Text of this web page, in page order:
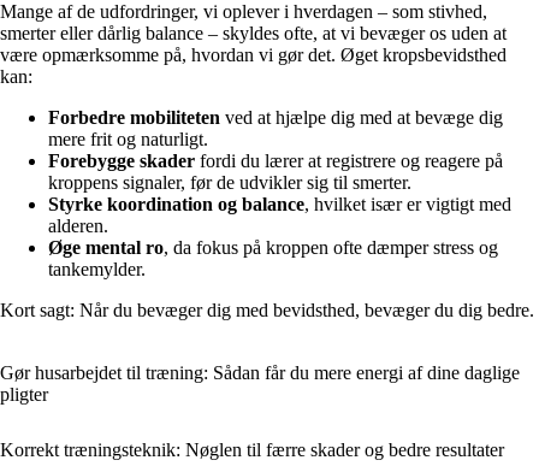
Mange af de udfordringer, vi oplever i hverdagen – som stivhed,
smerter eller dårlig balance – skyldes ofte, at vi bevæger os uden at
være opmærksomme på, hvordan vi gør det. Øget kropsbevidsthed
kan:
Forbedre mobiliteten ved at hjælpe dig med at bevæge dig
mere frit og naturligt.
Forebygge skader fordi du lærer at registrere og reagere på
kroppens signaler, før de udvikler sig til smerter.
Styrke koordination og balance, hvilket især er vigtigt med
alderen.
Øge mental ro, da fokus på kroppen ofte dæmper stress og
tankemylder.
Kort sagt: Når du bevæger dig med bevidsthed, bevæger du dig bedre.
Gør husarbejdet til træning: Sådan får du mere energi af dine daglige
pligter
Korrekt træningsteknik: Nøglen til færre skader og bedre resultater